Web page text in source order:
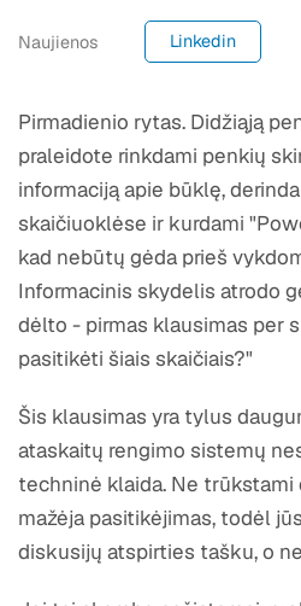
Naujienos Linkedin
Pirmadienio rytas. Didžiąją
praleidote rinkdami penkių
informaciją apie būklę,
skaičiuoklėse ir kurdami
kad nebūtų gėda prieš
Informacinis skydelis atrodo
dėlto - pirmas klausimas per
pasitikėti šiais skaičiais?"
Šis klausimas yra tylus
ataskaitų rengimo sistemų
techninė klaida. Ne trūkstami
mažėja pasitikėjimas, todėl
diskusijų atspirties tašku, o